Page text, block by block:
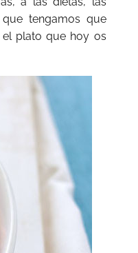
tengamos que
plato que hoy os